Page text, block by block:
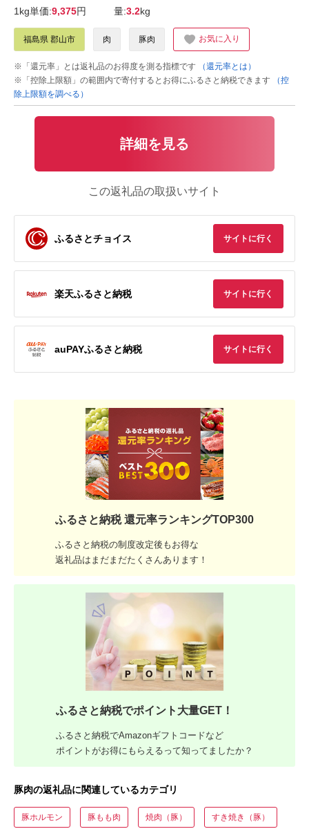
1kg単価:9,375円 量:3.2kg
福島県 郡山市 肉 豚肉 お気に入り
※「還元率」とは返礼品のお得度を測る指標です
（還元率とは）
※「控除上限額」の範囲内で寄付するとお得にふるさと納税できます
（控
除上限額を調べる）
詳細を見る
この返礼品の取扱いサイト
ふるさとチョイス サイトに行く
楽天ふるさと納税 サイトに行く
auPAYふるさと納税 サイトに行く
ふるさと納税 還元率ランキングTOP300
ふるさと納税の制度改定後もお得な
返礼品はまだまだたくさんあります！
ふるさと納税でポイント大量GET！
ふるさと納税でAmazonギフトコードなど
ポイントがお得にもらえるって知ってましたか？
豚肉の返礼品に関連しているカテゴリ
豚ホルモン 豚もも肉 焼肉（豚） すき焼き（豚）